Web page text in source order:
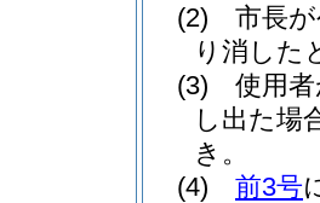
(2)
市長
り消した
(3)
使用
し出た場
き。
(4)
前3号